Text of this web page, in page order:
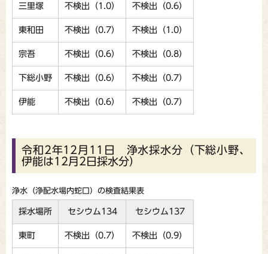
三里塚 不検出（1.0） 不検出（0.6）
東和田 不検出（0.7） 不検出（1.0）
宗吾 不検出（0.6） 不検出（0.8）
下総小野 不検出（0.6） 不検出（0.7）
伊能 不検出（0.6） 不検出（0.7）
令和2年12月11日 浄水採水分（下総小野、
伊能は12月2日採水分）
浄水（浄配水場内蛇口）の検査結果表
採水場所 セシウム134 セシウム137
東町 不検出（0.7） 不検出（0.9）